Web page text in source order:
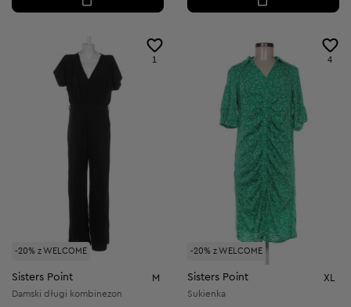
-20% z WELCOME
1
Sisters Point M
Damski długi kombinezon
-20% z WELCOME
4
Sisters Point XL
Sukienka